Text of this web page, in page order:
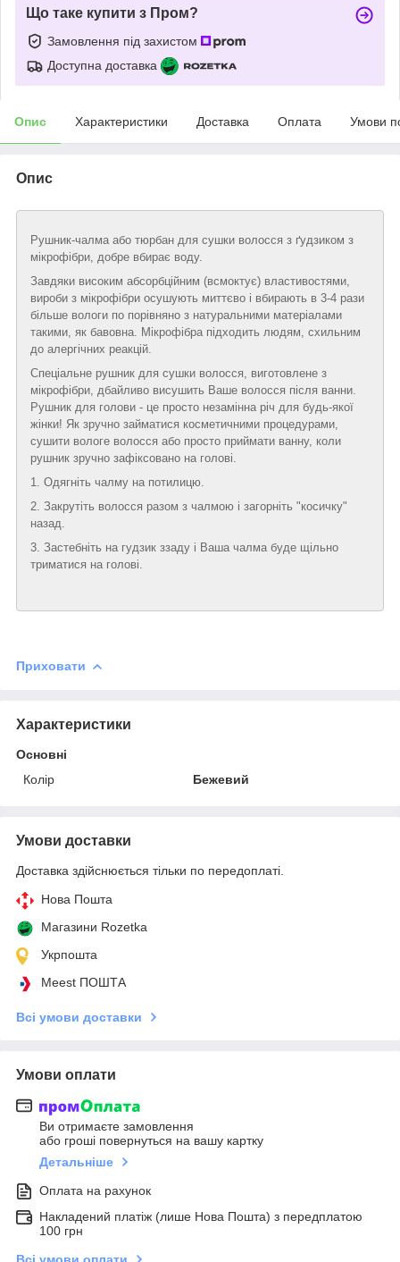
Що таке купити з Пром?
Замовлення під захистом
Доступна доставка
Опис Характеристики Доставка Оплата Умови
Опис
Рушник-чалма або тюрбан для сушки волосся з ґудзиком з
мікрофібри, добре вбирає воду.
Завдяки високим абсорбційним (всмоктує) властивостями,
вироби з мікрофібри осушують миттєво і вбирають в 3-4 рази
більше вологи по порівняно з натуральними матеріалами
такими, як бавовна. Мікрофібра підходить людям, схильним
до алергічних реакцій.
Спеціальне рушник для сушки волосся, виготовлене з
мікрофібри, дбайливо висушить Ваше волосся після ванни.
Рушник для голови - це просто незамінна річ для будь-якої
жінки! Як зручно займатися косметичними процедурами,
сушити вологе волосся або просто приймати ванну, коли
рушник зручно зафіксовано на голові.
1. Одягніть чалму на потилицю.
2. Закрутіть волосся разом з чалмою і загорніть "косичку"
назад.
3. Застебніть на гудзик ззаду і Ваша чалма буде щільно
триматися на голові.
Приховати
Характеристики
Основні
Колір
Бежевий
Умови доставки
Доставка здійснюється тільки по передоплаті.
Нова Пошта
Магазини Rozetka
Укрпошта
Meest ПОШТА
Всі умови доставки
Умови оплати
Ви отримаєте замовлення
або гроші повернуться на вашу картку
Детальніше
Оплата на рахунок
Накладений платіж (лише Нова Пошта) з передплатою
100 грн